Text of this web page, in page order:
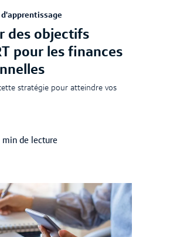
d'apprentissage
des objectifs
pour les finances
stratégie pour atteindre vos
min de lecture